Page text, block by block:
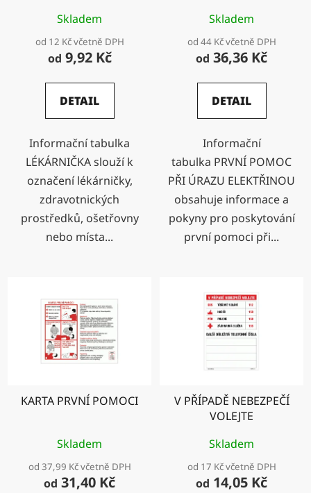
Skladem
od 12 Kč včetně DPH
od 9,92 Kč
DETAIL
Informační tabulka
LÉKÁRNIČKA slouží k
označení lékárničky,
zdravotnických
prostředků, ošetřovny
nebo místa...
Skladem
od 44 Kč včetně DPH
od 36,36 Kč
DETAIL
Informační
tabulka PRVNÍ POMOC
PŘI ÚRAZU ELEKTŘINOU
obsahuje informace a
pokyny pro poskytování
první pomoci při...
KARTA PRVNÍ POMOCI
Skladem
od 37,99 Kč včetně DPH
od 31,40 Kč
V PŘÍPADĚ NEBEZPEČÍ
VOLEJTE
Skladem
od 17 Kč včetně DPH
od 14,05 Kč